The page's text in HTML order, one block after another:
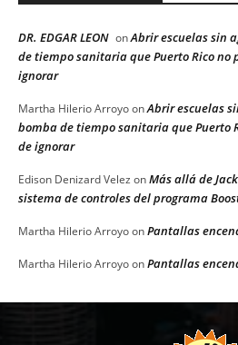
DR. EDGAR LEON onAbrir escuelas sin
de tiempo sanitaria que Puerto Rico no
ignorar
Martha Hilerio ArroyoonAbrir escuelas
bomba de tiempo sanitaria que Puerto
de ignorar
Edison Denizard Velez onMás allá de
sistema de controles del programa
Martha Hilerio ArroyoonPantallas
Martha Hilerio ArroyoonPantallas